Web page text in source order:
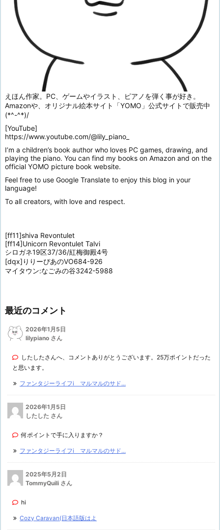
えほん作家。PC、ゲームやイラスト、ピアノを弾く事が好き。
Amazonや、オリジナル絵本サイト「YOMO」公式サイトで販売中
(*^-^*)/
[YouTube]
https://www.youtube.com/@lily_piano_
I’m a children’s book author who loves PC games, drawing, and
playing the piano. You can find my books on Amazon and on the
official YOMO picture book website.
Feel free to use Google Translate to enjoy this blog in your
language!
To all creators, with love and respect.
[ff11]shiva Revontulet
[ff14]Unicorn Revontulet Talvi
シロガネ19区37/36/紅梅御殿4号
[dqx]りりーぴあのVO684-926
マイタウン:なごみの谷3242-5988
最近のコメント
2026年1月5日
lilypiano さん
したしたさんへ、コメントありがとうございます。25万ポイントだった
と思います。
ファンタジーライフi マルマルのサド...
2026年1月5日
したした さん
何ポイントで手に入りますか？
ファンタジーライフi マルマルのサド...
2025年5月2日
TommyQuili さん
hi
Cozy Caravan(日本語版はよ